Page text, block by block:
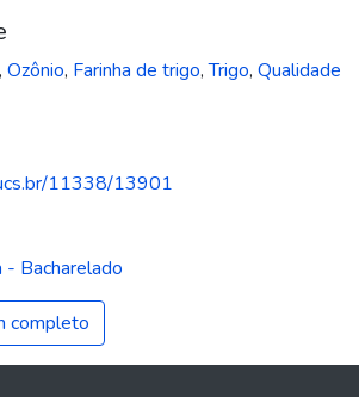
, Ozônio, Farinha de trigo,Trigo, Qualidade
11338/13901
- Bacharelado
completo